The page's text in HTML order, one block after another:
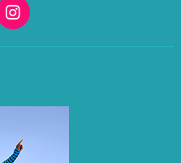
I
N
S
R
M